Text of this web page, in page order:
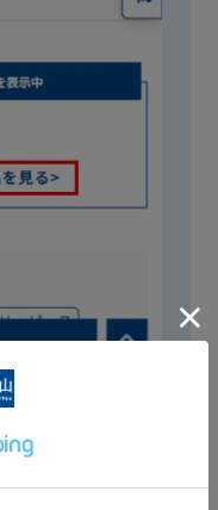
索の際に、マイ
されます。
は、「全てのサ